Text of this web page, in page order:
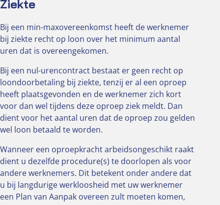
Ziekte
Bij een min-maxovereenkomst heeft de werknemer
bij ziekte recht op loon over het minimum aantal
uren dat is overeengekomen.
Bij een nul-urencontract bestaat er geen recht op
loondoorbetaling bij ziekte, tenzij er al een oproep
heeft plaatsgevonden en de werknemer zich kort
voor dan wel tijdens deze oproep ziek meldt. Dan
dient voor het aantal uren dat de oproep zou gelden
wel loon betaald te worden.
Wanneer een oproepkracht arbeidsongeschikt raakt
dient u dezelfde procedure(s) te doorlopen als voor
andere werknemers. Dit betekent onder andere dat
u bij langdurige werkloosheid met uw werknemer
een Plan van Aanpak overeen zult moeten komen,